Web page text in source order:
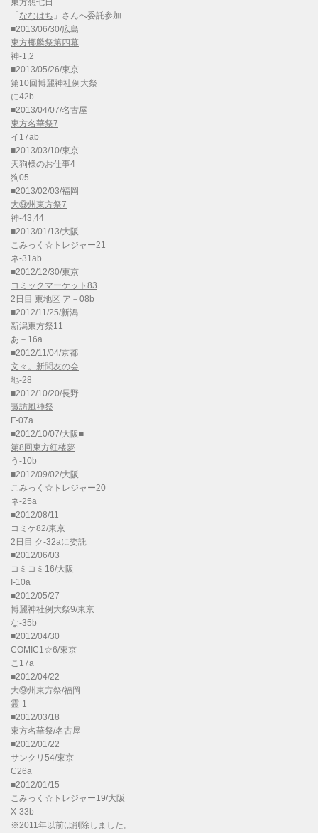
東方想七日
「 ななはち 」さんへ委託参加
■2013/06/30/広島
東方椰麟祭第四幕
神-1,2
■2013/05/26/東京
第10回博麗神社例大祭
に42b
■2013/04/07/名古屋
東方名華祭7
イ17ab
■2013/03/10/東京
天狗様のお仕事4
狗05
■2013/02/03/福岡
大⑨州東方祭7
神-43,44
■2013/01/13/大阪
こみっく☆トレジャー21
ネ-31ab
■2012/12/30/東京
コミックマーケット83
2日目 東地区 ア－08b
■2012/11/25/新潟
新潟東方祭11
あ－16a
■2012/11/04/京都
文々。新聞友の会
地-28
■2012/10/20/長野
諏訪風神祭
F-07a
■2012/10/07/大阪■
第8回東方紅楼夢
う-10b
■2012/09/02/大阪
こみっく☆トレジャー20
ネ-25a
■2012/08/11
コミケ82/東京
2日目 ク-32aに委託
■2012/06/03
コミコミ16/大阪
I-10a
■2012/05/27
博麗神社例大祭9/東京
な-35b
■2012/04/30
COMIC1☆6/東京
こ17a
■2012/04/22
大⑨州東方祭/福岡
霊-1
■2012/03/18
東方名華祭/名古屋
■2012/01/22
サンクリ54/東京
C26a
■2012/01/15
こみっく☆トレジャー19/大阪
X-33b
※2011年以前は削除しました。